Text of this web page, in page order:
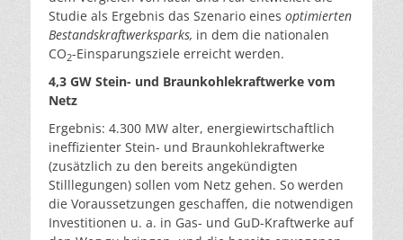
Studie als Ergebnis das Szenario eines optimierten
Bestandskraftwerksparks, in dem die nationalen
CO2-Einsparungsziele erreicht werden.
4,3 GW Stein- und Braunkohlekraftwerke vom
Netz
Ergebnis: 4.300 MW alter, energiewirtschaftlich
ineffizienter Stein- und Braunkohlekraftwerke
(zusätzlich zu den bereits angekündigten
Stilllegungen) sollen vom Netz gehen. So werden
die Voraussetzungen geschaffen, die notwendigen
Investitionen u. a. in Gas- und GuD-Kraftwerke auf